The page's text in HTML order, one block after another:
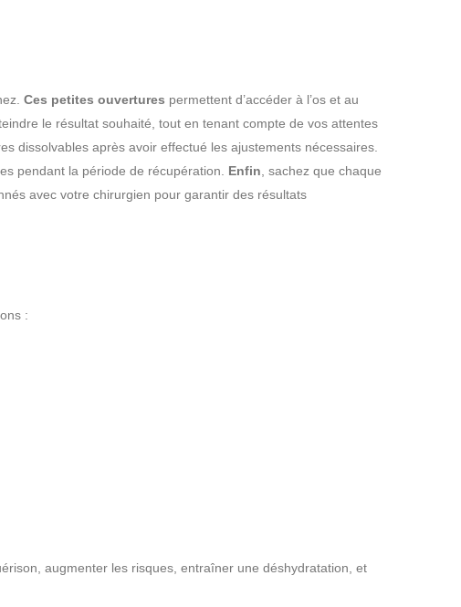
Ces petites ouvertures permettent d’accéder à l’os et au
le résultat souhaité, tout en tenant compte de vos attentes
dissolvables après avoir effectué les ajustements nécessaires.
pendant la période de récupération. Enfin , sachez que chaque
avec votre chirurgien pour garantir des résultats
:
augmenter les risques, entraîner une déshydratation, et